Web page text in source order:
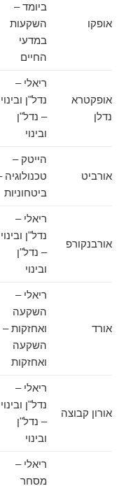
אופקו
ביומד –
השקעות
במדעי
החיים
אופקטרא
נדלן
ריאלי –
נדל"ן ובינוי
– נדל"ן
ובינוי
אורביט
הייטק –
טכנולוגיה –
ביטחוניות
אורבנקורפ
ריאלי –
נדל"ן ובינוי
– נדל"ן
ובינוי
אורד
ריאלי –
השקעה
ואחזקות –
השקעה
ואחזקות
אורון קבוצה
ריאלי –
נדל"ן ובינוי
– נדל"ן
ובינוי
ריאלי –
מסחר